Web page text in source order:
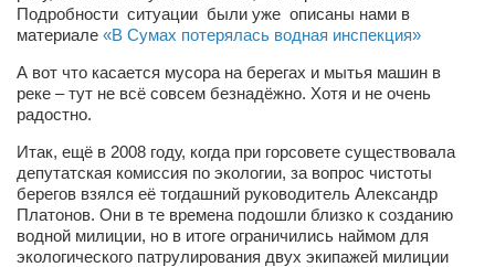
Евгений Полюхович
Ольга Чикина
Бизнес-партнёры
Врач психиатр–нарколог Анплеев А.Б.
Косметологическое отделение КП Сумская
городская клиническая больница №4
Оптика — Медтехника
Подробности ситуации были уже описаны нами в
материале «В Сумах потерялась водная инспекция»
А вот что касается мусора на берегах и мытья машин в
реке – тут не всё совсем безнадёжно. Хотя и не очень
радостно.
Итак, ещё в 2008 году, когда при горсовете существовала
депутатская комиссия по экологии, за вопрос чистоты
берегов взялся её тогдашний руководитель Александр
Платонов. Они в те времена подошли близко к созданию
водной милиции, но в итоге ограничились наймом для
экологического патрулирования двух экипажей милиции